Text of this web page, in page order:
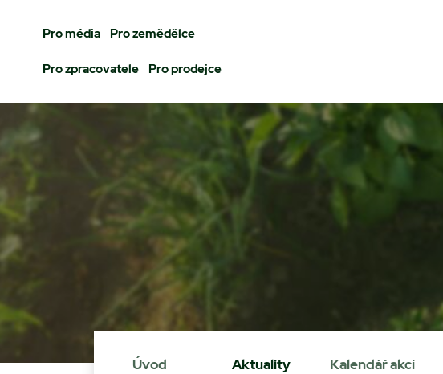
Pro média Pro zemědělce
Pro zpracovatele Pro prodejce
Úvod Aktuality Kalendář akcí